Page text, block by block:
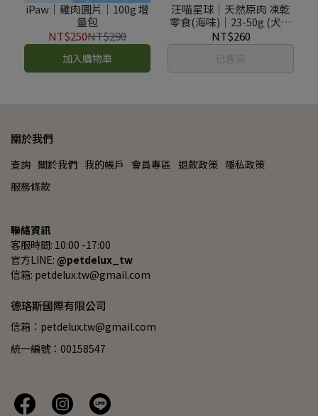
iPaw｜雞肉圓片｜100g 增
量包
NT$250NT$290
加入購物車
汪喵星球｜天然原肉 凍乾
零食(海味)｜23-50g (犬貓
適用)
NT$260
已售完
關於我們
查詢 關於我們 我的帳戶 會員專區 退款政策 隱私政策
服務條款
聯絡資訊
客服時間: 10:00 -17:00
官方LINE: @petdelux_tw
信箱: petdelux.tw@gmail.com
德珞斯國際有限公司
信箱：petdelux.tw@gmail.com
統一編號：00158547